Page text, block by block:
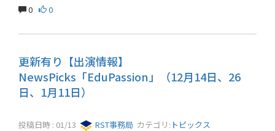
0 0
更新有り【出演情報】
NewsPicks「EduPassion」（12月14日、26
日、1月11日）
投稿日時 : 01/13 RST事務局 カテゴリ: トピックス